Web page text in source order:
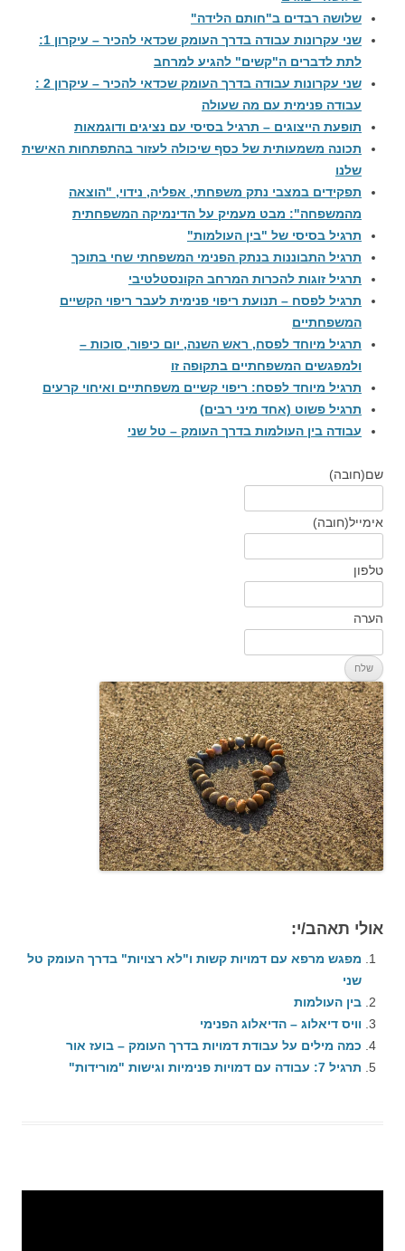
שלושה רבדים ב"חותם הלידה"
שני עקרונות עבודה בדרך העומק שכדאי להכיר – עיקרון 1:
לתת לדברים ה"קשים" להגיע למרחב
שני עקרונות עבודה בדרך העומק שכדאי להכיר – עיקרון 2 :
עבודה פנימית עם מה שעולה
תופעת הייצוגים – תרגיל בסיסי עם נציגים ודוגמאות
תכונה משמעותית של כסף שיכולה לעזור בהתפתחות האישית
שלנו
תפקידים במצבי נתק משפחתי, אפליה, נידוי, "הוצאה
מהמשפחה": מבט מעמיק על הדינמיקה המשפחתית
תרגיל בסיסי של "בין העולמות"
תרגיל התבוננות בנתק הפנימי המשפחתי שחי בתוכך
תרגיל זוגות להכרות המרחב הקונסטלטיבי
תרגיל לפסח – תנועת ריפוי פנימית לעבר ריפוי הקשיים
המשפחתיים
תרגיל מיוחד לפסח, ראש השנה, יום כיפור, סוכות –
ולמפגשים המשפחתיים בתקופה זו
תרגיל מיוחד לפסח: ריפוי קשיים משפחתיים ואיחוי קרעים
תרגיל פשוט (אחד מיני רבים)
עבודה בין העולמות בדרך העומק – טל שני
שם(חובה)
אימייל(חובה)
טלפון
הערה
שלח
אולי תאהב/י:
מפגש מרפא עם דמויות קשות ו"לא רצויות" בדרך העומק טל
שני
בין העולמות
וויס דיאלוג – הדיאלוג הפנימי
כמה מילים על עבודת דמויות בדרך העומק – בועז אור
תרגיל 7: עבודה עם דמויות פנימיות וגישות "מורידות"